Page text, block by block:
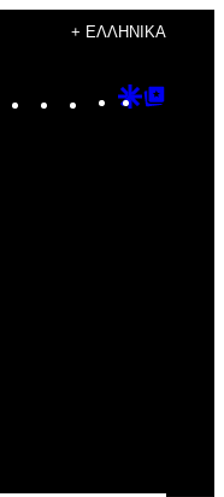
+ ΕΛΛΗΝΙΚΆ
Instagram
TikTok
YouTube
Google